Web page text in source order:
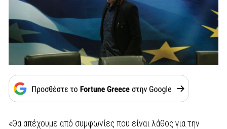
«Θα απέχουμε από συμφωνίες που είναι λάθος για την